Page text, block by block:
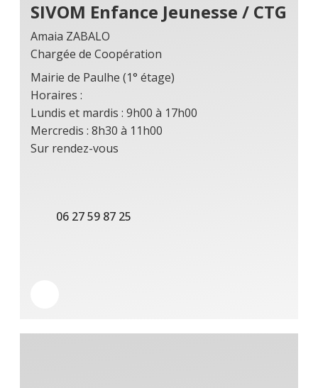
SIVOM Enfance Jeunesse / CTG
Amaia ZABALO
Chargée de Coopération
Mairie de Paulhe (1° étage)
Horaires :
Lundis et mardis : 9h00 à 17h00
Mercredis : 8h30 à 11h00
Sur rendez-vous
06 27 59 87 25